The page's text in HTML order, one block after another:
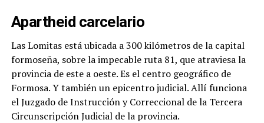
Apartheid carcelario
Las Lomitas está ubicada a 300 kilómetros de la capital
formoseña, sobre la impecable ruta 81, que atraviesa la
provincia de este a oeste. Es el centro geográfico de
Formosa. Y también un epicentro judicial. Allí funciona
el Juzgado de Instrucción y Correccional de la Tercera
Circunscripción Judicial de la provincia.